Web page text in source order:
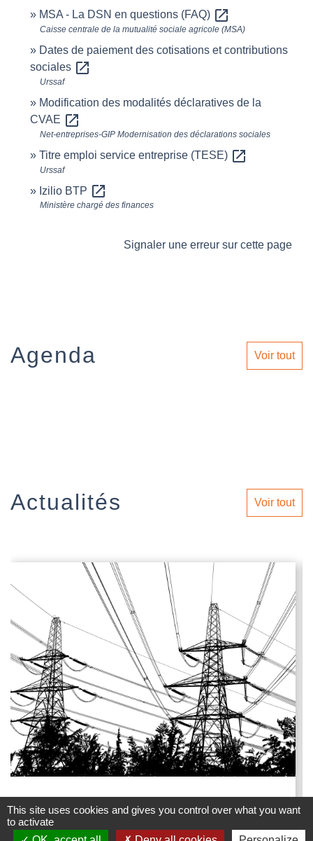
MSA - La DSN en questions (FAQ) open_in_new
Caisse centrale de la mutualité sociale agricole (MSA)
Dates de paiement des cotisations et contributions
sociales open_in_new
Urssaf
Modification des modalités déclaratives de la
CVAE open_in_new
Net-entreprises-GIP Modernisation des déclarations sociales
Titre emploi service entreprise (TESE) open_in_new
Urssaf
Izilio BTP open_in_new
Ministère chargé des finances
Signaler une erreur sur cette page
Agenda Voir tout
Actualités Voir tout
Lignes haute tension - Travaux
d'élagage et d'abattage
This site uses cookies and gives you control over what you want
to activate